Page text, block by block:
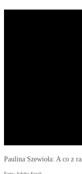
Paulina Szewioła: A co z